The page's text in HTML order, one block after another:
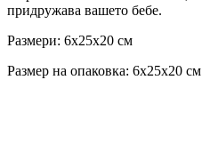
придружава вашето бебе.
Размери: 6x25x20 см
Размер на опаковка: 6x25x20 см